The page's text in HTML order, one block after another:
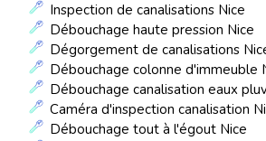
Inspection de canalisations Nice
Débouchage haute pression Nice
Dégorgement de canalisations
Débouchage colonne d'immeuble
Débouchage canalisation eaux
Caméra d'inspection canalisation
Débouchage tout à l'égout Nice